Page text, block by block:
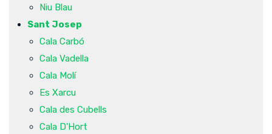
Niu Blau
Sant Josep
Cala Carbó
Cala Vadella
Cala Molí
Es Xarcu
Cala des Cubells
Cala D'Hort